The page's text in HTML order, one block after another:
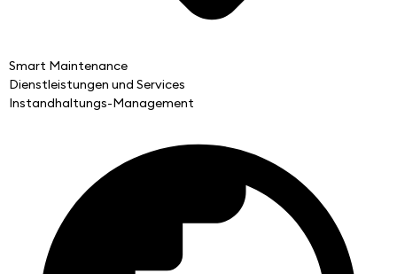
Smart Maintenance
Dienstleistungen und Services
Instandhaltungs-Management